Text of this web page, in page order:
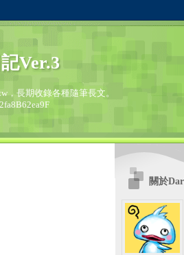
Ver.3
，長期收錄各種隨筆長文。
關於